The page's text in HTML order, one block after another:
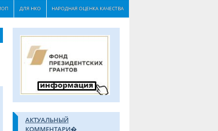
ДЛЯ НКО НАРОДНАЯ ОЦЕНКА КАЧЕСТВА
АКТУАЛЬНЫЙ
КОММЕНТАРИ�